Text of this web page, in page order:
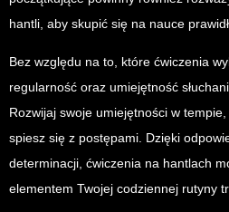
hantli, aby skupić się na nauce
Bez względu na to, które ćwiczenia
regularność oraz umiejętność
Rozwijaj swoje umiejętności w
spiesz się z postępami. Dzięki
determinacji, ćwiczenia na hantlach
elementem Twojej codziennej rutyny